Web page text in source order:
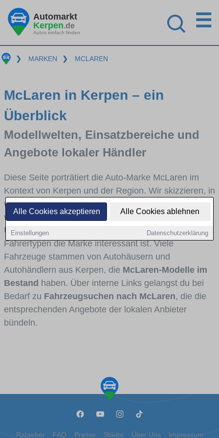
Alle Cookies akzeptieren Alle Cookies ablehnen
Einstellungen Datenschutzerklärung
Automarkt
Kerpen.de
Autos einfach finden
☰
❯ MARKEN ❯ MCLAREN
McLaren in Kerpen – ein
Überblick
Modellwelten, Einsatzbereiche und
Angebote lokaler Händler
Diese Seite porträtiert die Auto-Marke McLaren im
Kontext von Kerpen und der Region. Wir skizzieren, in
welchen Fahrzeugklassen McLaren stark vertreten ist,
welche Modellreihen häufig im Stadt- und
Umlandverkehr zu sehen sind und für welche
Fahrertypen die Marke interessant ist. Viele
Fahrzeuge stammen von Autohäusern und
Autohändlern aus Kerpen, die McLaren-Modelle im
Bestand haben. Über interne Links gelangst du bei
Bedarf zu Fahrzeugsuchen nach McLaren, die die
entsprechenden Angebote der lokalen Anbieter
bündeln.
Ratgeber FAQ Presse Städte Über Uns Impressum